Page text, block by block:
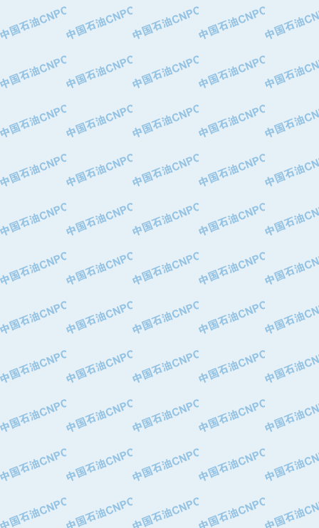
·三明高中压阀门有限公司
·宁波永泰塑料机械有限公司宁波高压
·上海人民企业集团有限公司
·西安巨力石油技术有限责任公司
·青岛汉缆股份有限公司
·厦门市榕兴新世纪石油设备制造有限
·大港油田集团中成机械制造有限公司
·承德司达石油装备开发公司
·四川明星电缆有限公司
·中国石油大庆石油化工总厂
·中国石油化工股份有限公司催化剂长
·北京长空工业有限公司
·北京中旭阳光石油天然气科技有限公
·托肯恒山科技（广州）有限公司
·北京德泰联华科技发展有限公司
·美钻石油钻采系统（上海）有限公司
·陕西爱瑞德控制工程有限公司
·成都皖东仪表电缆成套系统有限公司
·成都中寰机电设备有限公司
·河北保定天威集团特变电气有限公司
·中国石油辽阳石油化纤公司
·托肯恒山科技（广州）有限公司
·大庆油田飞马有限公司
·大庆油田有限责任公司